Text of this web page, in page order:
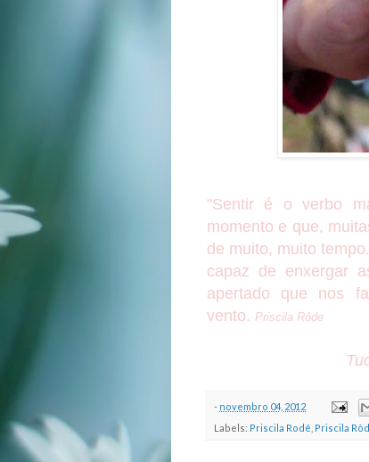
"Sentir é o verbo
momento e que,
de muito, muito
capaz de enxergar
apertado que nos
vento. Priscila Rôde
- novembro 04, 2012
Labels: Priscila Rodê Priscila